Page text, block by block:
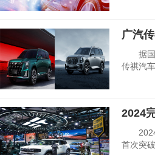
广汽
据国
传祺汽
2024
2024
首次突